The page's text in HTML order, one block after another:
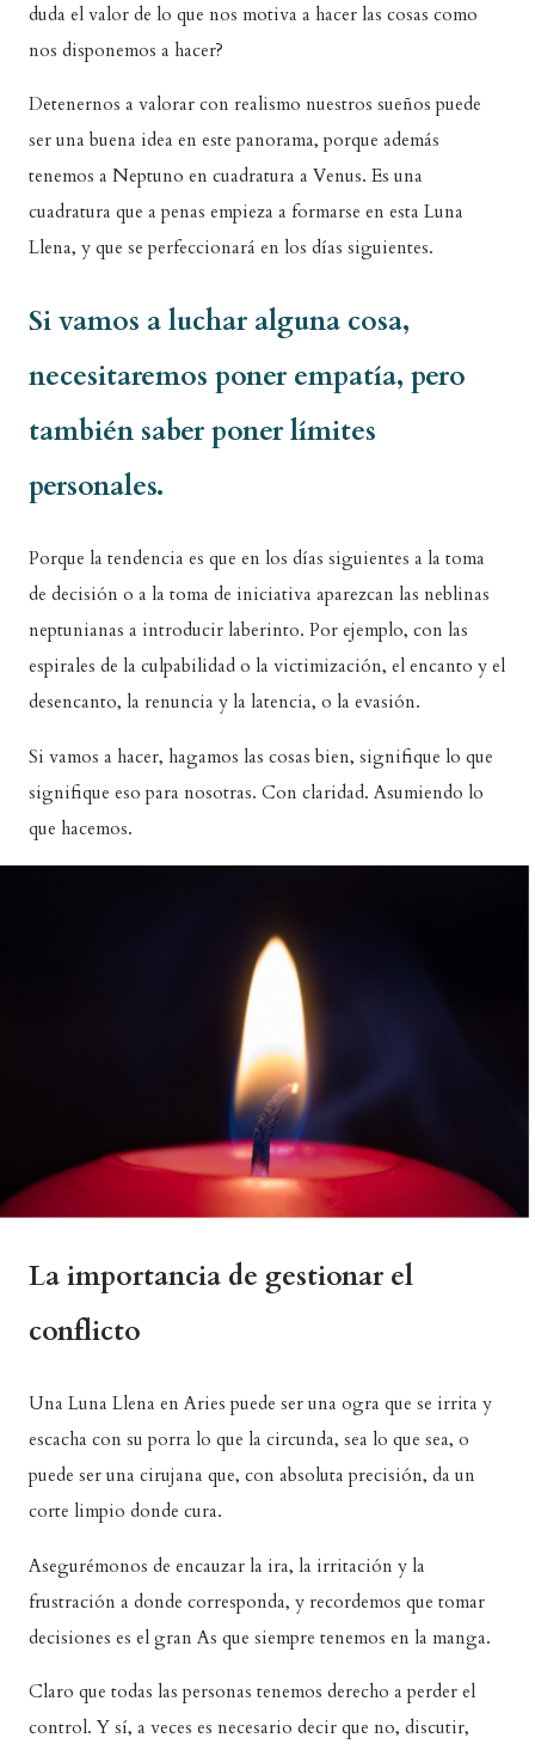
duda el valor de lo que nos motiva a hacer las cosas como
nos disponemos a hacer?
Detenernos a valorar con realismo nuestros sueños puede
ser una buena idea en este panorama, porque además
tenemos a Neptuno en cuadratura a Venus. Es una
cuadratura que a penas empieza a formarse en esta Luna
Llena, y que se perfeccionará en los días siguientes.
Si vamos a luchar alguna cosa,
necesitaremos poner empatía, pero
también saber poner límites
personales.
Porque la tendencia es que en los días siguientes a la toma
de decisión o a la toma de iniciativa aparezcan las neblinas
neptunianas a introducir laberinto. Por ejemplo, con las
espirales de la culpabilidad o la victimización, el encanto y el
desencanto, la renuncia y la latencia, o la evasión.
Si vamos a hacer, hagamos las cosas bien, signifique lo que
signifique eso para nosotras. Con claridad. Asumiendo lo
que hacemos.
La importancia de gestionar el
conflicto
Una Luna Llena en Aries puede ser una ogra que se irrita y
escacha con su porra lo que la circunda, sea lo que sea, o
puede ser una cirujana que, con absoluta precisión, da un
corte limpio donde cura.
Asegurémonos de encauzar la ira, la irritación y la
frustración a donde corresponda, y recordemos que tomar
decisiones es el gran As que siempre tenemos en la manga.
Claro que todas las personas tenemos derecho a perder el
control. Y sí, a veces es necesario decir que no, discutir,